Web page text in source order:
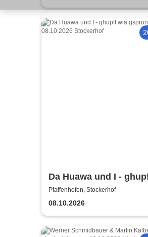
Da Huawa und I -
gsprunga
Pfaffenhofen, Stockerhof
08.10.2026